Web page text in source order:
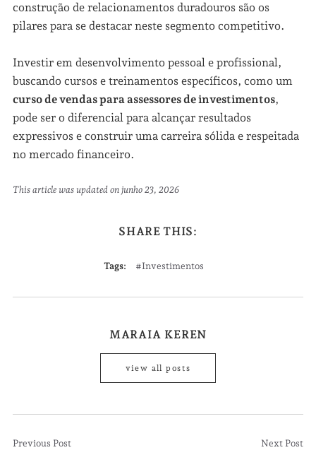
construção de relacionamentos duradouros são os
pilares para se destacar neste segmento competitivo.
Investir em desenvolvimento pessoal e profissional,
buscando cursos e treinamentos específicos, como um
curso de vendas para assessores de investimentos,
pode ser o diferencial para alcançar resultados
expressivos e construir uma carreira sólida e respeitada
no mercado financeiro.
This article was updated on junho 23, 2026
SHARE THIS:
Tags: Investimentos
MARAIA KEREN
view all posts
Previous Post
Next Post